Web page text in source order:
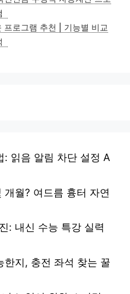
프로그램 추천 | 기능별 비교
: 읽음 알림 차단 설정 A
월? 여드름 흉터 자연
: 내신 수능 특강 실력
한지, 충전 좌석 찾는 꿀